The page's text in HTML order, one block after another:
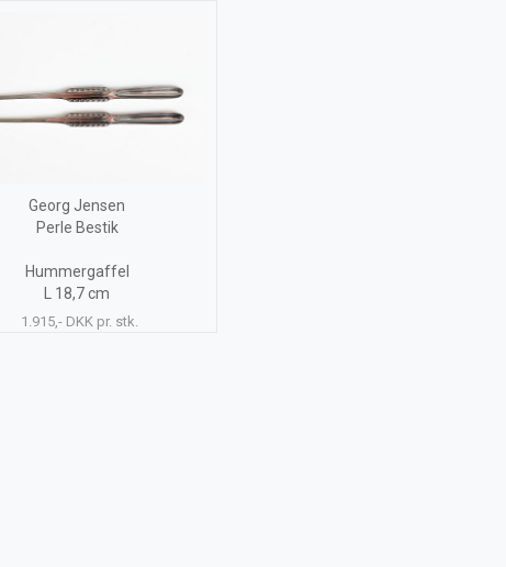
Georg Jensen
Perle Bestik
Hummergaffel
L 18,7 cm
1.915,- DKK pr. stk.